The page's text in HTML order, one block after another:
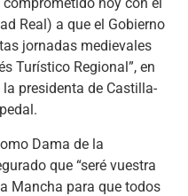
hoy con el
Real) a que el Gobierno
jornadas medievales
Turístico Regional”, en
presidenta de Castilla-
Dama de la
que “seré vuestra
Mancha para que todos